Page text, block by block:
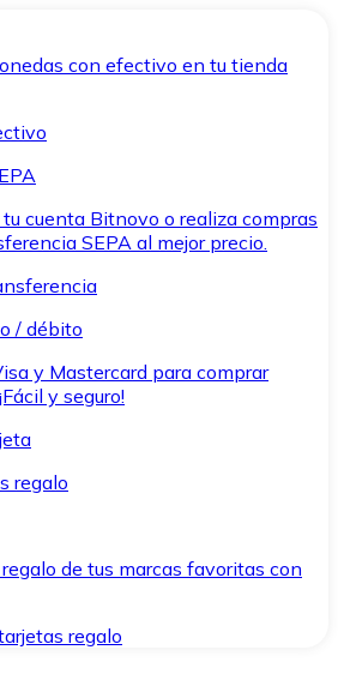
con efectivo en tu tienda
cuenta Bitnovo o realiza compras
SEPA al mejor precio.
/ débito
y Mastercard para comprar
y seguro!
regalo
de tus marcas favoritas con
regalo